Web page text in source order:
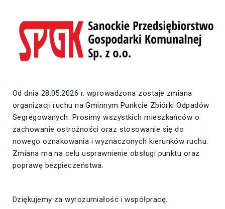
Od dnia 28.05.2026 r. wprowadzona zostaje zmiana
organizacji ruchu na Gminnym Punkcie Zbiórki Odpadów
Segregowanych. Prosimy wszystkich mieszkańców o
zachowanie ostrożności oraz stosowanie się do
nowego oznakowania i wyznaczonych kierunków ruchu.
Zmiana ma na celu usprawnienie obsługi punktu oraz
poprawę bezpieczeństwa.
Dziękujemy za wyrozumiałość i współpracę.